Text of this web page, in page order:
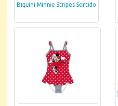
Biquini Minnie Stripes Sortido